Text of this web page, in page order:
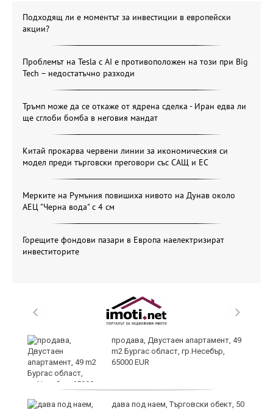
Подходящ ли е моментът за инвестиции в европейски
акции?
Проблемът на Tesla с AI е противоположен на този при Big
Tech – недостатъчно разходи
Тръмп може да се откаже от ядрена сделка - Иран едва ли
ще сглоби бомба в неговия мандат
Китай прокарва червени линии за икономическия си
модел преди търговски преговори със САЩ и ЕС
Мерките на Румъния повишиха нивото на Дунав около
АЕЦ "Черна вода" с 4 см
Горещите фондови пазари в Европа наелектризират
инвеститорите
продава, Двустаен апартамент, 49
m2 Бургас област, гр.Несебър,
65000 EUR
дава под наем, Търговски обект, 50